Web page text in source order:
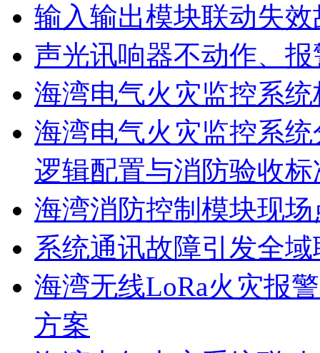
输入输出模块联动失效
声光讯响器不动作、
海湾电气火灾监控系
海湾电气火灾监控系
逻辑配置与消防验收标
海湾消防控制模块现
系统通讯故障引发全
海湾无线LoRa火灾报
方案